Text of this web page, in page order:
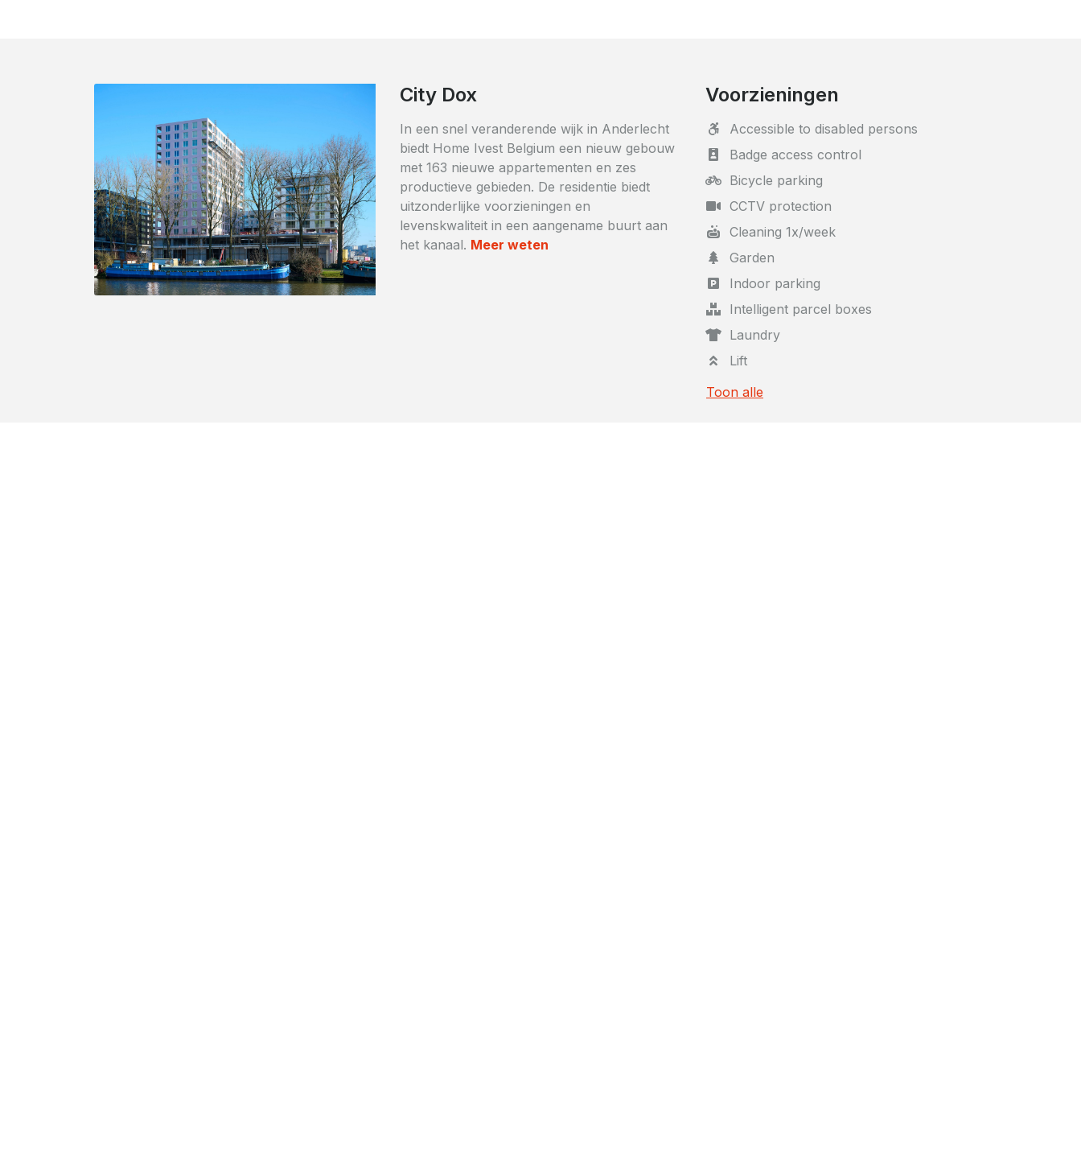
City Dox
In een snel veranderende wijk in Anderlecht
biedt Home Ivest Belgium een ​​nieuw gebouw
met 163 nieuwe appartementen en zes
productieve gebieden. De residentie biedt
uitzonderlijke voorzieningen en
levenskwaliteit in een aangename buurt aan
het kanaal. Meer weten
Voorzieningen
Accessible to disabled persons
Badge access control
Bicycle parking
CCTV protection
Cleaning 1x/week
Garden
Indoor parking
Intelligent parcel boxes
Laundry
Lift
Toon alle